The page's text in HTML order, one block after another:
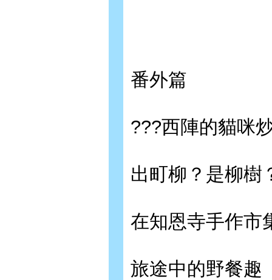
番外篇
???西陣的貓咪
出町柳？是柳樹
在知恩寺手作市
旅途中的野餐趣